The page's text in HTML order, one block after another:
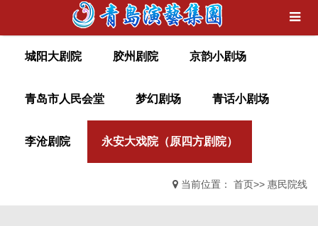
城阳大剧院 胶州剧院 京韵小剧场
青岛市人民会堂 梦幻剧场 青话小剧场
李沧剧院 永安大戏院（原四方剧院）
当前位置： 首页>> 惠民院线